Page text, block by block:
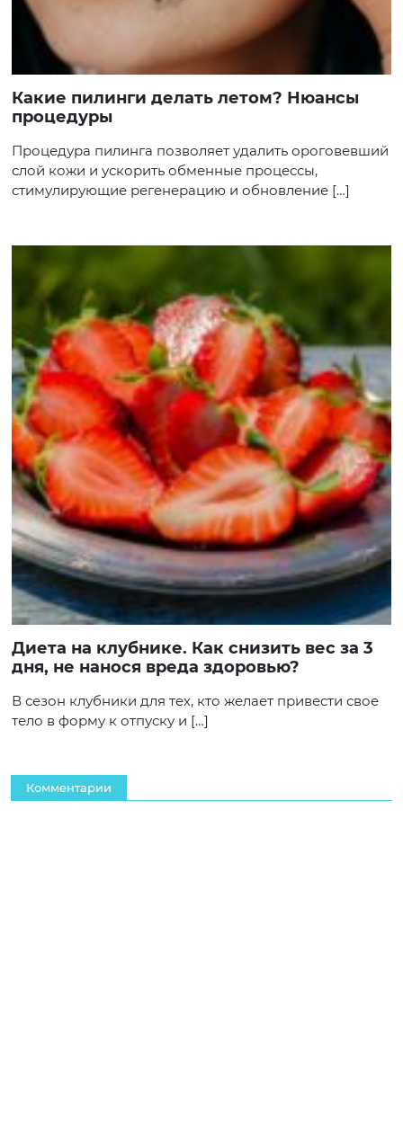
Какие пилинги делать летом? Нюансы
процедуры
Процедура пилинга позволяет удалить ороговевший
слой кожи и ускорить обменные процессы,
стимулирующие регенерацию и обновление […]
Диета на клубнике. Как снизить вес за 3
дня, не нанося вреда здоровью?
В сезон клубники для тех, кто желает привести свое
тело в форму к отпуску и […]
Комментарии